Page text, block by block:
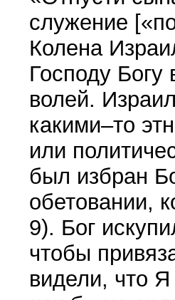
служение
Колена
Господу Богу
волей.
какими–то
или
был избран
обетовании,
9). Бог
чтобы
видели, что